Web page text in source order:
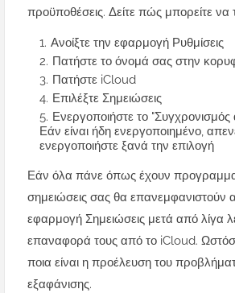
προϋποθέσεις. Δείτε πώς μπορείτε να
Ανοίξτε την εφαρμογή Ρυθμίσεις
Πατήστε το όνομά σας στην
Πατήστε iCloud
Επιλέξτε Σημειώσεις
Ενεργοποιήστε το
Εάν είναι ήδη ενεργοποιημένο,
ενεργοποιήστε ξανά την επιλογή
Εάν όλα πάνε όπως έχουν
σημειώσεις σας θα επανεμφανιστούν
εφαρμογή Σημειώσεις μετά από λίγα
επαναφορά τους από το iCloud.
ποια είναι η προέλευση του
εξαφάνισης.